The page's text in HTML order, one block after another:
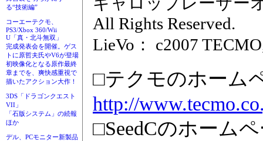
る“技術編”
コーエーテクモ、
PS3/Xbox 360/Wii
U「真・北斗無双」
完成発表会を開催。ゲス
トに原哲夫氏やV6が登場
初映像化となる原作最終
章までを、爽快感重視で
描いたアクション大作！
3DS「ドラゴンクエスト
VII」
「石版システム」の続報
ほか
デル、PCモニター新製品
All Rights Reserved.
LieVo： c2007
□テクモのホーム
http://
□SeedCのホーム